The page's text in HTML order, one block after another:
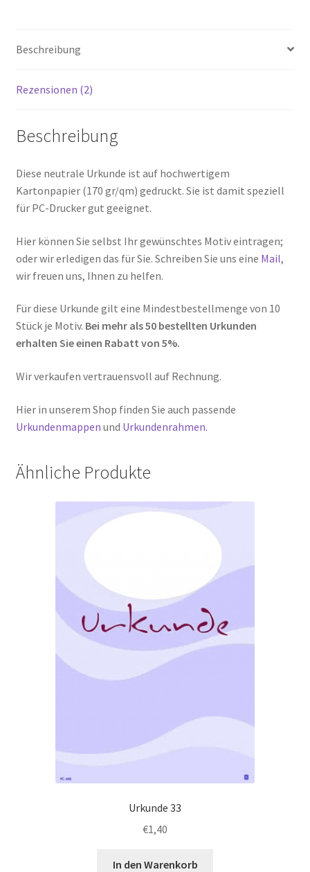
Beschreibung
Rezensionen (2)
Beschreibung
Diese neutrale Urkunde ist auf hochwertigem
Kartonpapier (170 gr/qm) gedruckt. Sie ist damit speziell
für PC-Drucker gut geeignet.
Hier können Sie selbst Ihr gewünschtes Motiv eintragen;
oder wir erledigen das für Sie. Schreiben Sie uns eine Mail,
wir freuen uns, Ihnen zu helfen.
Für diese Urkunde gilt eine Mindestbestellmenge von 10
Stück je Motiv. Bei mehr als 50 bestellten Urkunden
erhalten Sie einen Rabatt von 5%.
Wir verkaufen vertrauensvoll auf Rechnung.
Hier in unserem Shop finden Sie auch passende
Urkundenmappen und Urkundenrahmen.
Ähnliche Produkte
Urkunde 33
€1,40
In den Warenkorb